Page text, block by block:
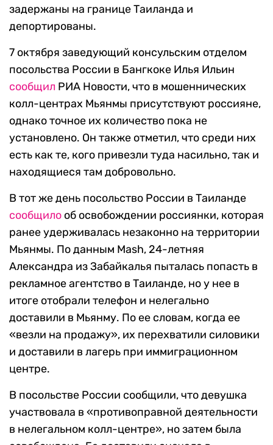
задержаны на границе Таиланда и
депортированы.
7 октября заведующий консульским отделом
посольства России в Бангкоке Илья Ильин
сообщил РИА Новости, что в мошеннических
колл-центрах Мьянмы присутствуют россияне,
однако точное их количество пока не
установлено. Он также отметил, что среди них
есть как те, кого привезли туда насильно, так и
находящиеся там добровольно.
В тот же день посольство России в Таиланде
сообщило об освобождении россиянки, которая
ранее удерживалась незаконно на территории
Мьянмы. По данным Mash, 24-летняя
Александра из Забайкалья пыталась попасть в
рекламное агентство в Таиланде, но у нее в
итоге отобрали телефон и нелегально
доставили в Мьянму. По ее словам, когда ее
«везли на продажу», их перехватили силовики
и доставили в лагерь при иммиграционном
центре.
В посольстве России сообщили, что девушка
участвовала в «противоправной деятельности
в нелегальном колл-центре», но затем была